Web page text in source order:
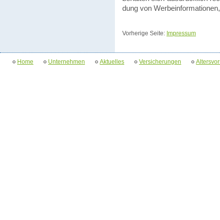
dung von
Vorherige Seite: Impressum
Home Unternehmen Aktuelles Versicherungen